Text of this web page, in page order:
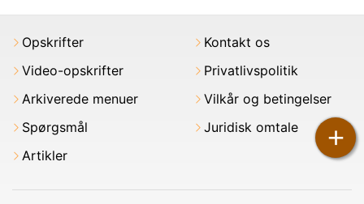
+
Opskrifter
Video-opskrifter
Arkiverede menuer
Spørgsmål
Artikler
Kontakt os
Privatlivspolitik
Vilkår og betingelser
Juridisk omtale